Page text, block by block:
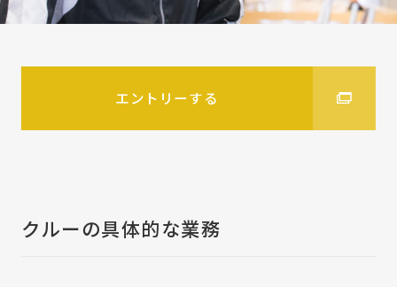
エントリーする
クルーの具体的な業務